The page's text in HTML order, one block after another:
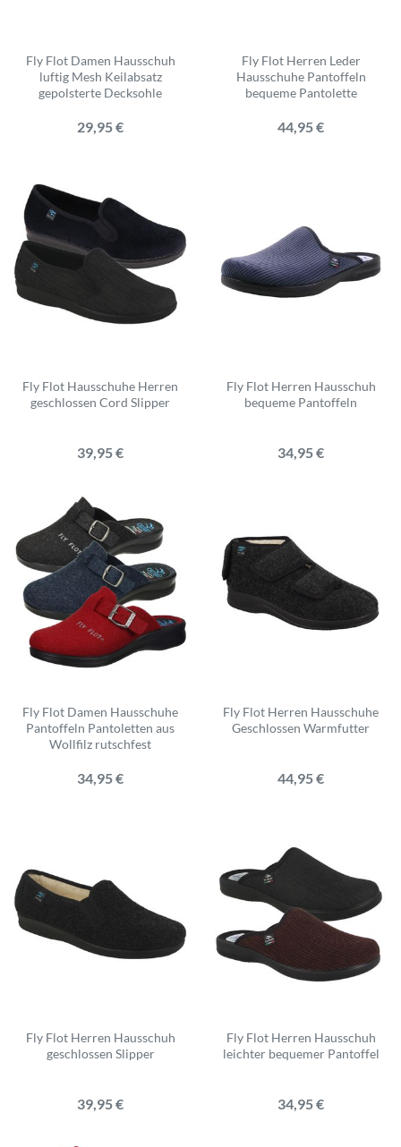
Fly Flot Damen Hausschuh
luftig Mesh Keilabsatz
gepolsterte Decksohle
29,95 €
Fly Flot Herren Leder
Hausschuhe Pantoffeln
bequeme Pantolette
44,95 €
Fly Flot Hausschuhe Herren
geschlossen Cord Slipper
39,95 €
Fly Flot Herren Hausschuh
bequeme Pantoffeln
34,95 €
Fly Flot Damen Hausschuhe
Pantoffeln Pantoletten aus
Wollfilz rutschfest
34,95 €
Fly Flot Herren Hausschuhe
Geschlossen Warmfutter
44,95 €
Fly Flot Herren Hausschuh
geschlossen Slipper
39,95 €
Fly Flot Herren Hausschuh
leichter bequemer Pantoffel
34,95 €